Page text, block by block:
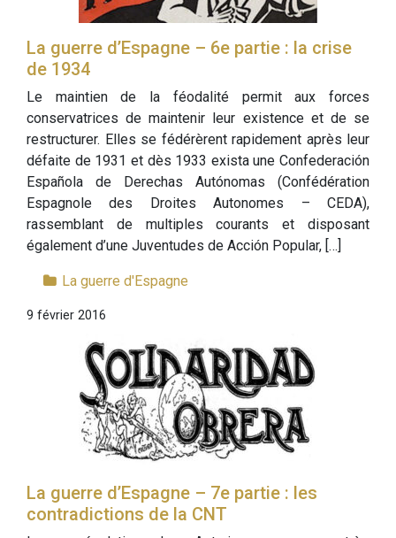
La guerre d’Espagne – 6e partie : la crise
de 1934
Le maintien de la féodalité permit aux forces
conservatrices de maintenir leur existence et de se
restructurer. Elles se fédérèrent rapidement après leur
défaite de 1931 et dès 1933 exista une Confederación
Española de Derechas Autónomas (Confédération
Espagnole des Droites Autonomes – CEDA),
rassemblant de multiples courants et disposant
également d’une Juventudes de Acción Popular, […]
La guerre d'Espagne
9 février 2016
La guerre d’Espagne – 7e partie : les
contradictions de la CNT